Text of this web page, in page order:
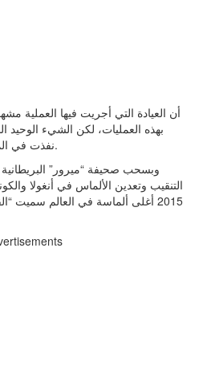
بهذه العمليات، لكن الشيء الوحيد
نفذت في المساء بعد وقت من إغلاق العيادة.
وبسحب صحيفة “ميرور”
التنقيب وتعدين الألماس في أنغولا